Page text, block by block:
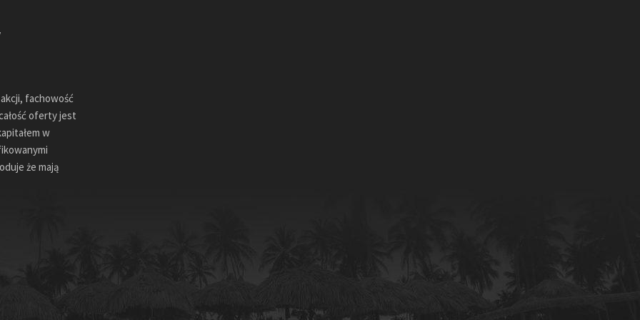
fachowość
oferty jest
w
że mają